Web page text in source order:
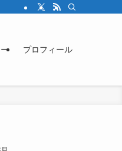
プロフィール